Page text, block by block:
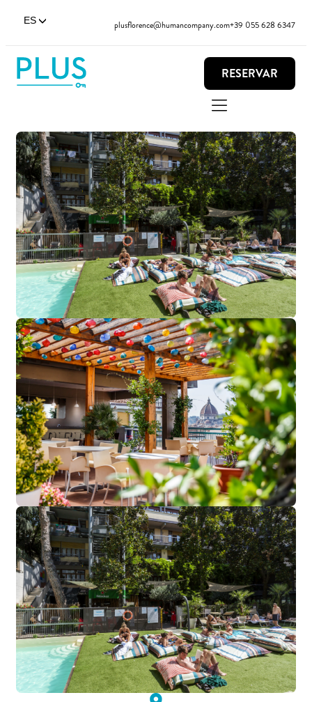
ES plusflorence@humancompany.com+39 055 628 6347
RESERVAR